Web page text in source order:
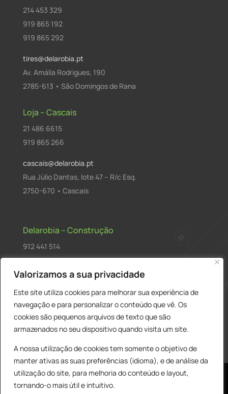
Valorizamos a sua privacidade
Este site utiliza cookies para melhorar sua experiência de
navegação e para personalizar o conteúdo que vê. Os
cookies são pequenos arquivos de texto que são
armazenados no seu dispositivo quando visita um site.
A nossa utilização de cookies tem somente o objetivo de
manter ativas as suas preferências (idioma), e de análise da
utilização do site, para melhoria do conteúdo e layout,
tornando-o mais útil e intuitivo.
214 453 329
919 865 192
919 865 292
tires@delarobia.pt
Av. Amália Rodrigues, 190
2785-613 • São Domingos de Rana
Loja – Cascais
21 486 6615
919 865 266
cascais@delarobia.pt
Rua Júlio Dantas, lote 47 – R/c Esq.
2750-670 • Cascais
Delarobia – Construção
912 441 514
R. António Andrade, 1171
2820-287 • Charneca de Caparica
Products
search PESQUISAR